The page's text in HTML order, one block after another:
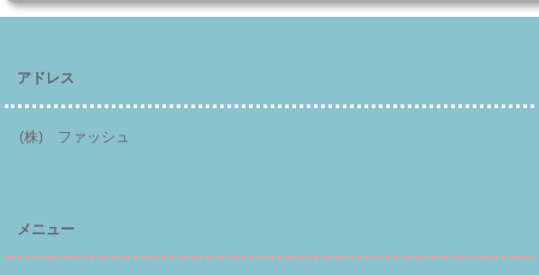
アドレス
(株) ファッシュ
メニュー